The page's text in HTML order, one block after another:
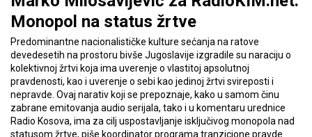
Monopol na status žrtve
Predominantne nacionalističke kulture sećanja na ratove
devedesetih na prostoru bivše Jugoslavije izgradile su naraciju o
kolektivnoj žrtvi koja ima uverenje o vlastitoj apsolutnoj
pravdenosti, kao i uverenje o sebi kao jedinoj žrtvi svireposti i
nepravde. Ovaj narativ koji se prepoznaje, kako u samom činu
zabrane emitovanja audio serijala, tako i u komentaru urednice
Radio Kosova, ima za cilj uspostavljanje isključivog monopola nad
statusom žrtve, piše koordinator programa tranzicione pravde